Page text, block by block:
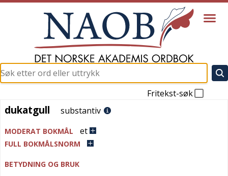
Fritekst-søk
dukatgull
dukatgull substantiv
MODERAT BOKMÅL et
FULL BOKMÅLSNORM
BETYDNING OG BRUK